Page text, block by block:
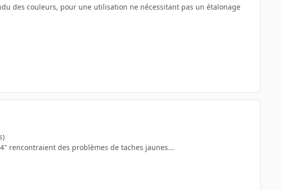
des couleurs, pour une utilisation ne nécessitant pas un étalonage
rencontraient des problèmes de taches jaunes...